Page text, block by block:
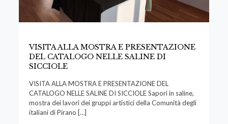
VISITA ALLA MOSTRA E PRESENTAZIONE
DEL CATALOGO NELLE SALINE DI
SICCIOLE
VISITA ALLA MOSTRA E PRESENTAZIONE DEL
CATALOGO NELLE SALINE DI SICCIOLE Sapori in saline,
mostra dei lavori dei gruppi artistici della Comunità degli
italiani di Pirano […]